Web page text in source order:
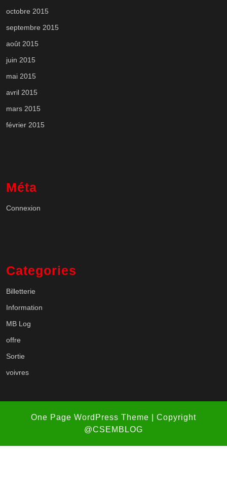
octobre 2015
septembre 2015
août 2015
juin 2015
mai 2015
avril 2015
mars 2015
février 2015
Méta
Connexion
Categories
Billetterie
Information
MB Log
offre
Sortie
voivres
One Page WordPress Theme
| Copyright
@CSEMBLOG